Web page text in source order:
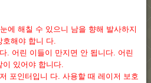
에 해칠 수 있으니 남을 향해 발사하지
호해야 합니 다.
. 어린 이들이 만지면 안 됩니다. 어린
이 있어야 합니다.
포인터입니 다. 사용할 때 레이저 보호